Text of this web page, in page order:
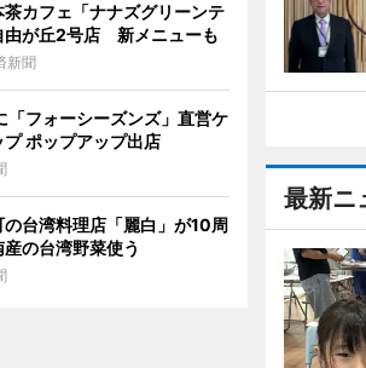
最新ニ
カフェ「ナナズグリーンテ
由が丘2号店 新メニューも
新聞
「フォーシーズンズ」直営ケ
プ ポップアップ出店
台湾料理店「麗白」が10周
の台湾野菜使う